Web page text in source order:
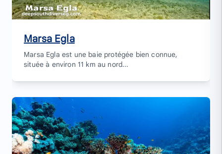
Marsa Egla
Marsa Egla est une baie protégée bien connue,
située à environ 11 km au nord...